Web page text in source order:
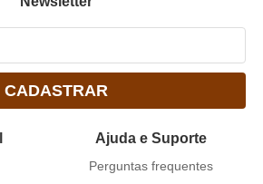
CADASTRAR
Ajuda e Suporte
Perguntas frequentes